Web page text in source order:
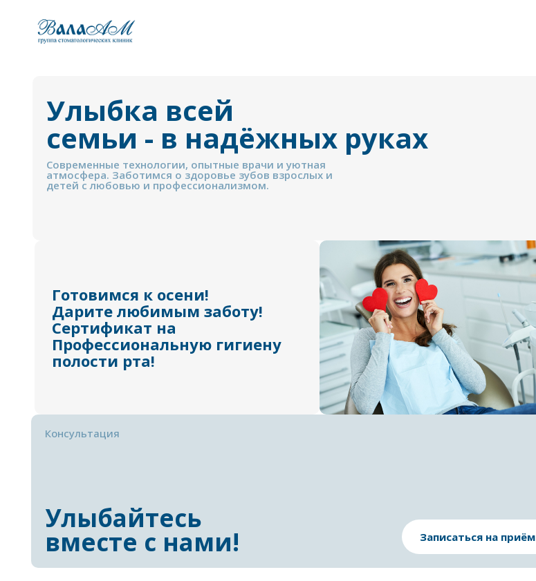
Улыбка всей
семьи - в надёжных руках
Современные технологии, опытные врачи и уютная
атмосфера. Заботимся о здоровье зубов взрослых и
детей с любовью и профессионализмом.
Готовимся к осени!
Дарите любимым заботу!
Сертификат на
Профессиональную гигиену
полости рта!
Записаться на приём
Улыбайтесь
вместе с нами!
Консультация